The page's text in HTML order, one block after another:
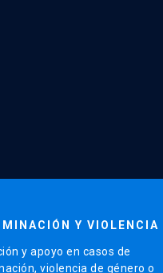
Y VIOLENCIA
y apoyo en casos de
violencia de género o